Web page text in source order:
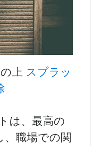
の上 スプラッ
は、最高の
、職場での関